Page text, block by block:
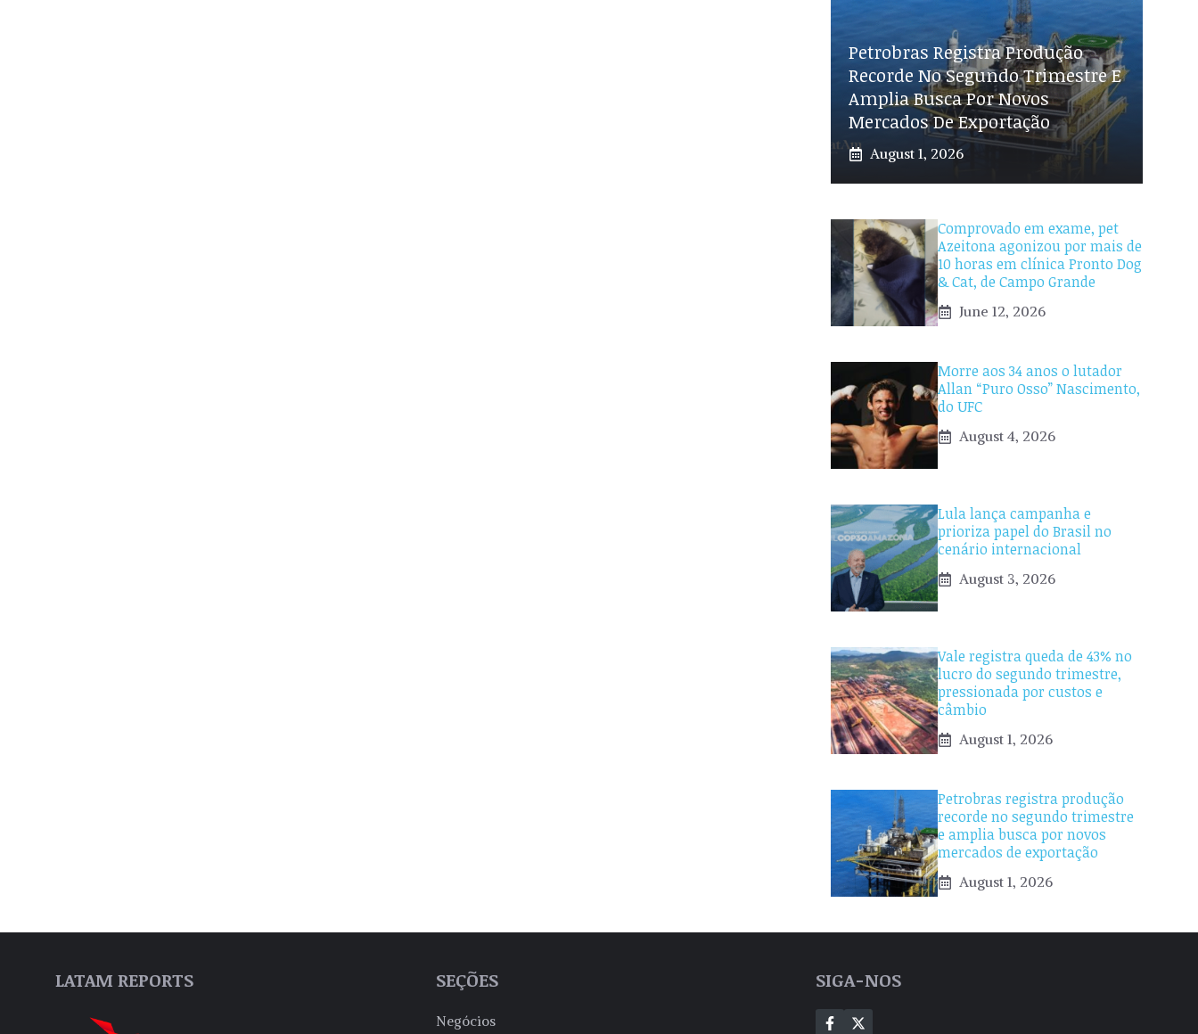
Petrobras Registra Produção
Recorde No Segundo Trimestre E
Amplia Busca Por Novos
Mercados De Exportação
August 1, 2026
Comprovado em exame, pet
Azeitona agonizou por mais de
10 horas em clínica Pronto Dog
& Cat, de Campo Grande
June 12, 2026
Morre aos 34 anos o lutador
Allan “Puro Osso” Nascimento,
do UFC
August 4, 2026
Lula lança campanha e
prioriza papel do Brasil no
cenário internacional
August 3, 2026
Vale registra queda de 43% no
lucro do segundo trimestre,
pressionada por custos e
câmbio
August 1, 2026
Petrobras registra produção
recorde no segundo trimestre
e amplia busca por novos
mercados de exportação
August 1, 2026
LATAM REPORTS SEÇÕES
Negócios
SIGA-NOS